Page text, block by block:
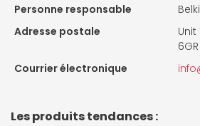
Personne responsable
Adresse postale
Unit
Courrier électronique
Les produits tendances :